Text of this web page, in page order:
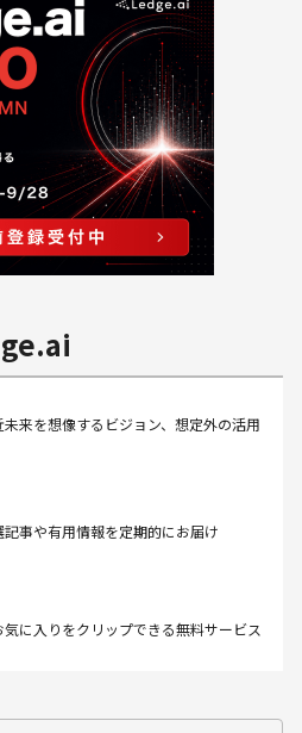
来を想像するビジョン、想定外の活用
事や有用情報を定期的にお届け
に入りをクリップできる無料サービス